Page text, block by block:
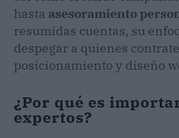
hasta asesoramiento
resumidas cuentas, su
despegar a quienes
posicionamiento y diseño
¿Por qué es
expertos?